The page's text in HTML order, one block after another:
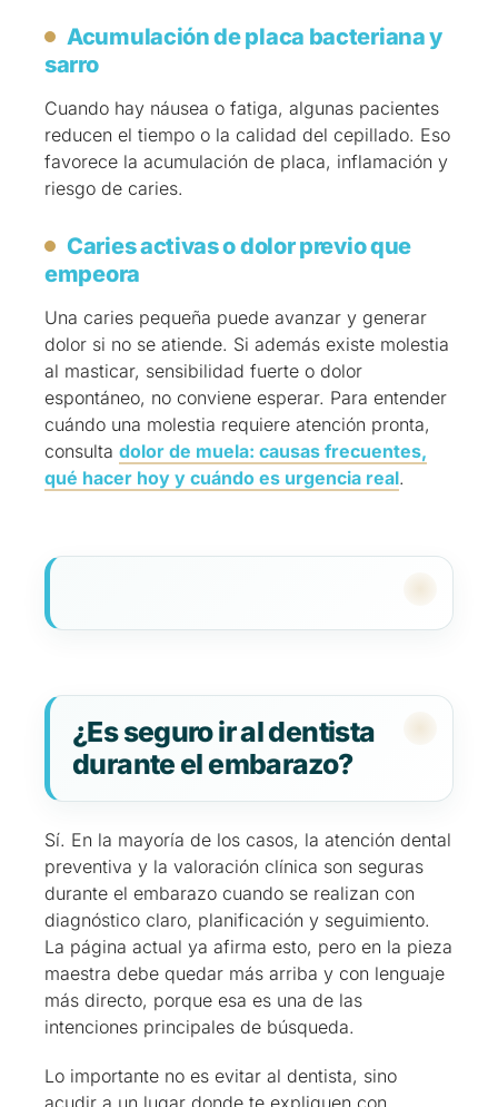
Acumulación de placa bacteriana y
sarro
Cuando hay náusea o fatiga, algunas pacientes
reducen el tiempo o la calidad del cepillado. Eso
favorece la acumulación de placa, inflamación y
riesgo de caries.
Caries activas o dolor previo que
empeora
Una caries pequeña puede avanzar y generar
dolor si no se atiende. Si además existe molestia
al masticar, sensibilidad fuerte o dolor
espontáneo, no conviene esperar. Para entender
cuándo una molestia requiere atención pronta,
consulta dolor de muela: causas frecuentes,
qué hacer hoy y cuándo es urgencia real.
¿Es seguro ir al dentista
durante el embarazo?
Sí. En la mayoría de los casos, la atención dental
preventiva y la valoración clínica son seguras
durante el embarazo cuando se realizan con
diagnóstico claro, planificación y seguimiento.
La página actual ya afirma esto, pero en la pieza
maestra debe quedar más arriba y con lenguaje
más directo, porque esa es una de las
intenciones principales de búsqueda.
Lo importante no es evitar al dentista, sino
acudir a un lugar donde te expliquen con